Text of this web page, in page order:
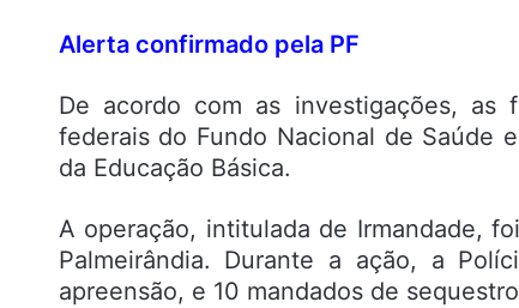
Alerta confirmado pela PF
De acordo com as investigações, as
federais do Fundo Nacional de Saúde
da Educação Básica.
A operação, intitulada de Irmandade,
Palmeirândia. Durante a ação, a
apreensão, e 10 mandados de